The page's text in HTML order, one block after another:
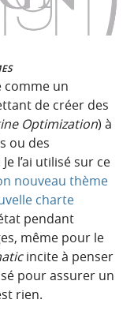
comme un
de créer des
Optimization) à
ou des
l’ai utilisé sur ce
nouveau thème
charte
pendant
même pour le
incite à penser
pour assurer un
rien.